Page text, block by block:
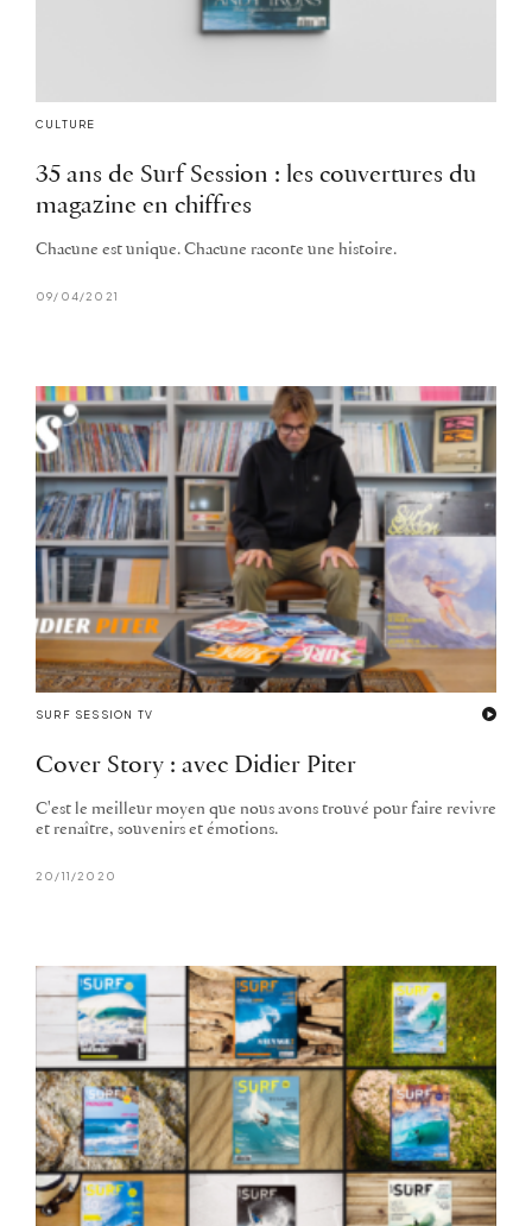
CULTURE
35 ans de Surf Session : les couvertures du
magazine en chiffres
Chacune est unique. Chacune raconte une histoire.
09/04/2021
SURF SESSION TV
Cover Story : avec Didier Piter
C'est le meilleur moyen que nous avons trouvé pour faire revivre
et renaître, souvenirs et émotions.
20/11/2020